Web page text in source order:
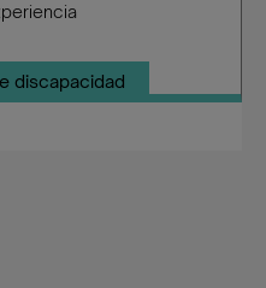
discapacidad